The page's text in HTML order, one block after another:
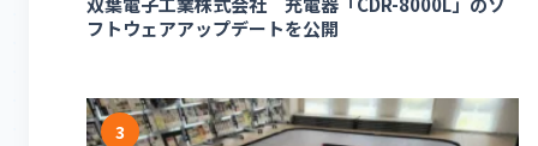
フトウェアアップデートを公開
3